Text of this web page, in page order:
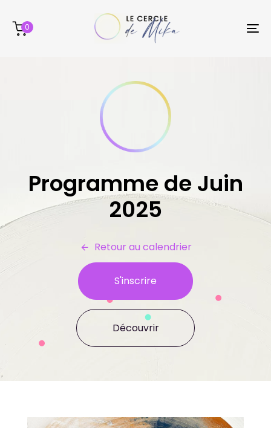
links
content
0
Programme de Juin
2025
Retour au calendrier
S'inscrire
Découvrir